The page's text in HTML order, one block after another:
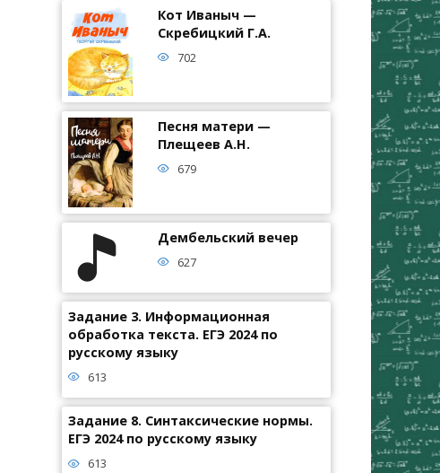
Кот Иваныч —
Скребицкий Г.А.
702
Песня матери —
Плещеев А.Н.
679
Дембельский вечер
627
Задание 3. Информационная
обработка текста. ЕГЭ 2024 по
русскому языку
613
Задание 8. Синтаксические нормы.
ЕГЭ 2024 по русскому языку
613